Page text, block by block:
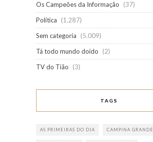
Os Campeões da Informação
(37)
Política
(1.287)
Sem categoria
(5.009)
Tá todo mundo doido
(2)
TV do Tião
(3)
TAGS
AS PRIMEIRAS DO DIA CAMPINA GRANDE